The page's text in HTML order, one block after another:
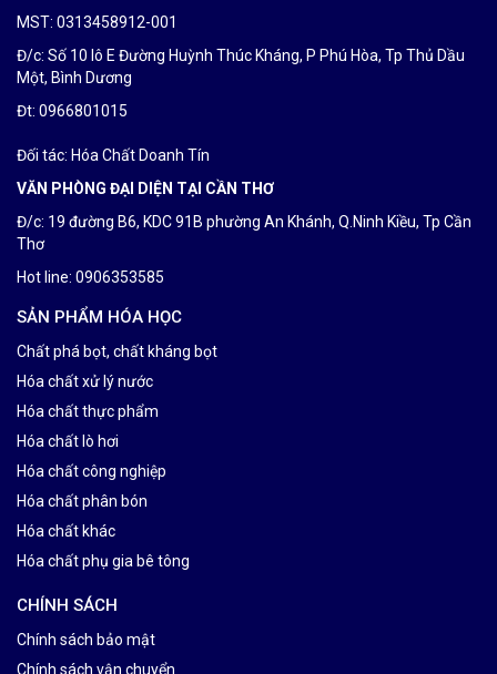
MST: 0313458912-001
Đ/c: Số 10 lô E Đường Huỳnh Thúc Kháng, P Phú Hòa, Tp Thủ Dầu
Một, Bình Dương
Đt: 0966801015
Đối tác: Hóa Chất Doanh Tín
VĂN PHÒNG ĐẠI DIỆN TẠI CẦN THƠ
Đ/c: 19 đường B6, KDC 91B phường An Khánh, Q.Ninh Kiều, Tp Cần
Thơ
Hot line: 0906353585
SẢN PHẨM HÓA HỌC
Chất phá bọt, chất kháng bọt
Hóa chất xử lý nước
Hóa chất thực phẩm
Hóa chất lò hơi
Hóa chất công nghiệp
Hóa chất phân bón
Hóa chất khác
Hóa chất phụ gia bê tông
CHÍNH SÁCH
Chính sách bảo mật
Chính sách vận chuyển